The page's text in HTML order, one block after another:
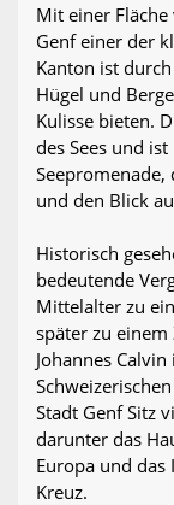
Mit einer
Genf einer der
Kanton ist
Hügel und
Kulisse bieten.
des Sees und
Seepromenade,
und den Blick
Historisch
bedeutende
Mittelalter zu
später zu
Johannes
Stadt Genf Sitz
darunter das
Europa und
Kreuz.